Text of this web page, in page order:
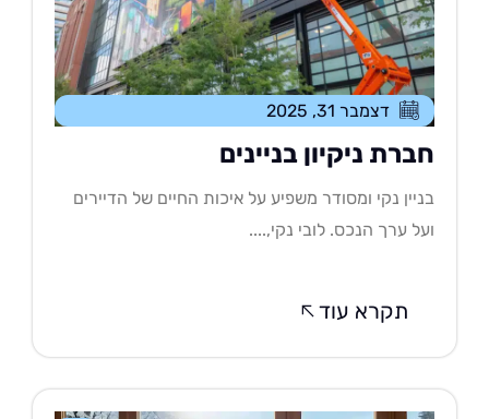
דצמבר 31, 2025
ניקיון בניינים
נקי ומסודר משפיע על איכות החיים של הדיירים
ערך הנכס. לובי נקי,....
תקרא עוד